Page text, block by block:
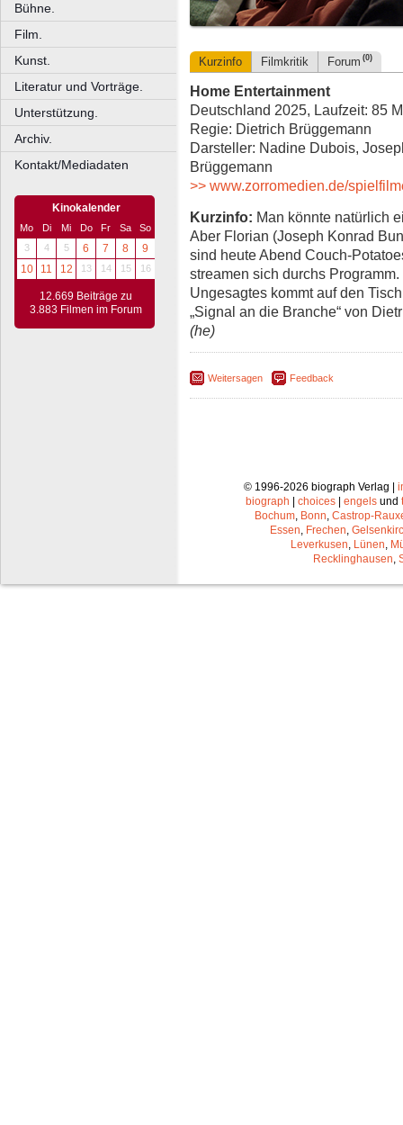
Bühne.
Film.
Kunst.
Literatur und Vorträge.
Unterstützung.
Archiv.
Kontakt/Mediadaten
Kinokalender
Mo Di Mi Do Fr Sa
So
3
4 5 6 7 8
9
10
11 12 13 14 15 16
12.669 Beiträge zu
3.883 Filmen im Forum
Kurzinfo Filmkritik Forum (0)
Home Entertainment
Deutschland 2025, Laufzeit: 85
Regie: Dietrich Brüggemann
Darsteller: Nadine Dubois,
Brüggemann
>> www.zorromedien.de/
Kurzinfo: Man könnte natürlich
Aber Florian (Joseph Konrad
sind heute Abend Couch-
streamen sich durchs
Ungesagtes kommt auf den
„Signal an die Branche“ von
(he)
Weitersagen Feedback
© 1996-2026 biograph Verlag |
biograph | choices | engels und
Bochum Bonn Castrop-
Essen Frechen
Leverkusen Lünen
Recklinghausen